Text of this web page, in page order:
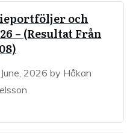
och
– (Resultat Från
2026 by Håkan